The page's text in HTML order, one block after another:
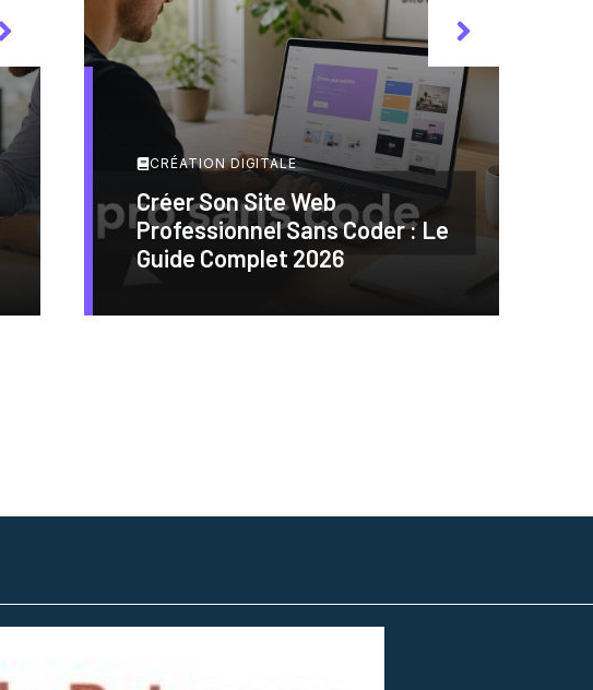
CRÉATION DIGITALE
Créer Son Site Web
Professionnel Sans Coder : Le
Guide Complet 2026